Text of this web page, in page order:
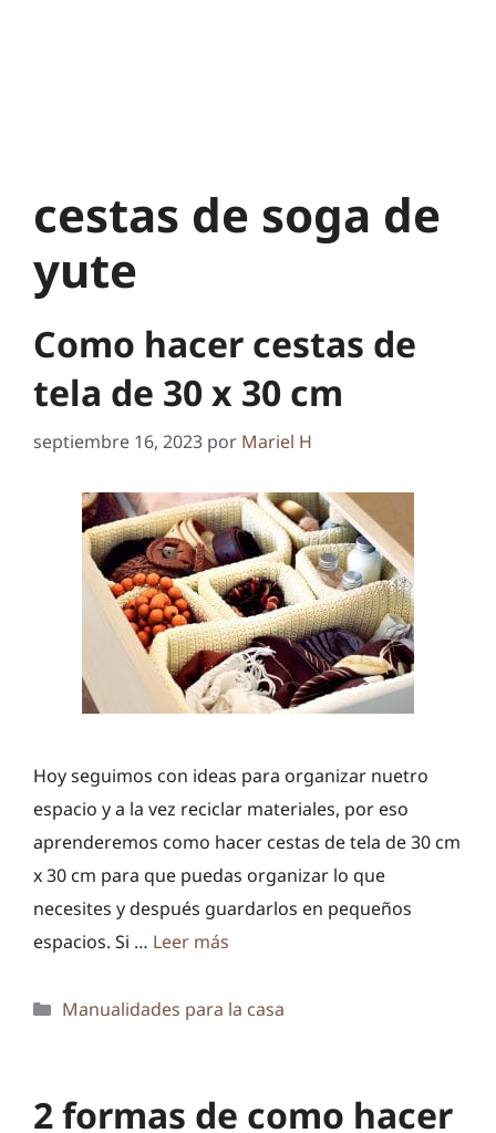
cestas de soga de
yute
Como hacer cestas de
tela de 30 x 30 cm
septiembre 16, 2023 por Mariel H
Hoy seguimos con ideas para organizar nuetro
espacio y a la vez reciclar materiales, por eso
aprenderemos como hacer cestas de tela de 30 cm
x 30 cm para que puedas organizar lo que
necesites y después guardarlos en pequeños
espacios. Si … Leer más
Categorías
Manualidades para la casa
2 formas de como hacer